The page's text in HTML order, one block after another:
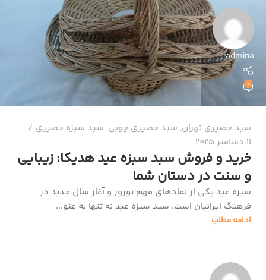
admina
0
سبد حصیری تهران, سبد حصیری چوبی, سبد سبزه حصیری
11 دسامبر 2025
خرید و فروش سبد سبزه عید هدیکا: زیبایی
و سنت در دستان شما
سبزه عید یکی از نمادهای مهم نوروز و آغاز سال جدید در
فرهنگ ایرانیان است. سبد سبزه عید نه تنها به عنو...
ادامه مطلب